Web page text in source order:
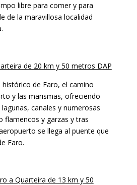
libre para comer y para
de la maravillosa localidad
de 20 km y 50 metros DAP
histórico de Faro, el camino
y las marismas, ofreciendo
canales y numerosas
flamencos y garzas y tras
se llega al puente que
Faro.
a Quarteira de 13 km y 50